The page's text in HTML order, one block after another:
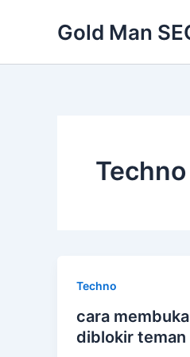
Gold Man
Techno
Techno
cara
diblokir teman